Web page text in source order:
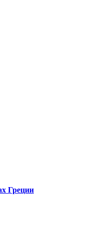
Греции